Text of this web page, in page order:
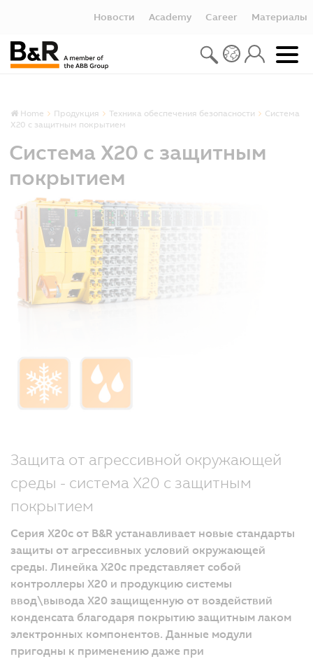
Новости Academy Career Материалы
Home Продукция Техника обеспечения безопасности
Система
X20 с защитным покрытием
Система X20 с защитным
покрытием
Защита от агрессивной окружающей
среды - система X20 с защитным
покрытием
Серия X20c от B&R устанавливает новые стандарты
защиты от агрессивных условий окружающей
среды. Линейка X20c представляет собой
контроллеры Х20 и продукцию системы
ввод\вывода Х20 защищенную от воздействий
конденсата благодаря покрытию защитным лаком
электронных компонентов. Данные модули
пригодны к применению даже при